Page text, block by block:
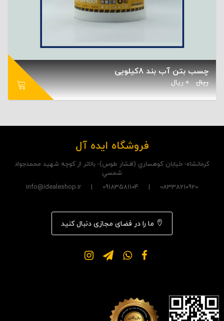
چسب بتن آب بند 8کیلویی
ریال 0 ریال
فروشگاه ایده آل
کرمانشاه- خيابان کوهساري (افشار طوس)- بالاتر از کوچه شهيد محمدجواد
شمسي
08338210920 | 09183581104 | info@idealeshop.ir
ما را در فضای مجازی دنبال کنید